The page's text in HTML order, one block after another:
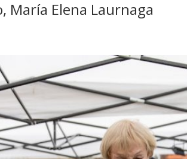
María Elena Laurnaga